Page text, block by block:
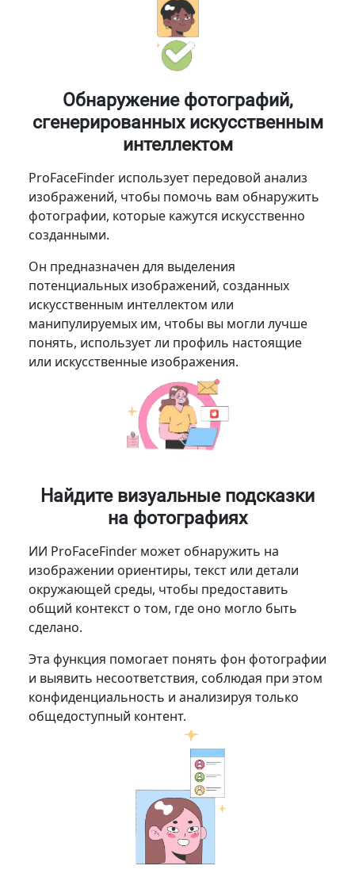
Обнаружение фотографий,
сгенерированных искусственным
интеллектом
ProFaceFinder использует передовой анализ
изображений, чтобы помочь вам обнаружить
фотографии, которые кажутся искусственно
созданными.
Он предназначен для выделения
потенциальных изображений, созданных
искусственным интеллектом или
манипулируемых им, чтобы вы могли лучше
понять, использует ли профиль настоящие
или искусственные изображения.
Найдите визуальные подсказки
на фотографиях
ИИ ProFaceFinder может обнаружить на
изображении ориентиры, текст или детали
окружающей среды, чтобы предоставить
общий контекст о том, где оно могло быть
сделано.
Эта функция помогает понять фон фотографии
и выявить несоответствия, соблюдая при этом
конфиденциальность и анализируя только
общедоступный контент.